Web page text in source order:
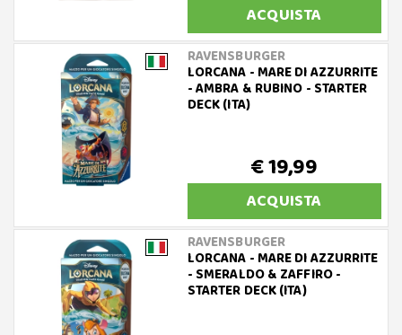
ACQUISTA
RAVENSBURGER
LORCANA - MARE DI AZZURRITE
- AMBRA & RUBINO - STARTER
DECK (ITA)
€ 19,99
ACQUISTA
RAVENSBURGER
LORCANA - MARE DI AZZURRITE
- SMERALDO & ZAFFIRO -
STARTER DECK (ITA)